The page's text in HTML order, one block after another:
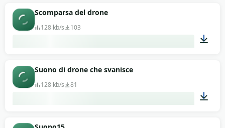
Scomparsa del drone
128 kb/s 103
Suono di drone che svanisce
128 kb/s 81